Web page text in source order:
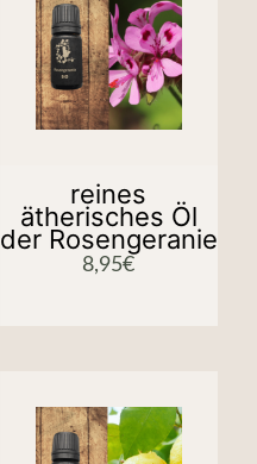
reines
ätherisches Öl
der Rosengeranie
8,95€